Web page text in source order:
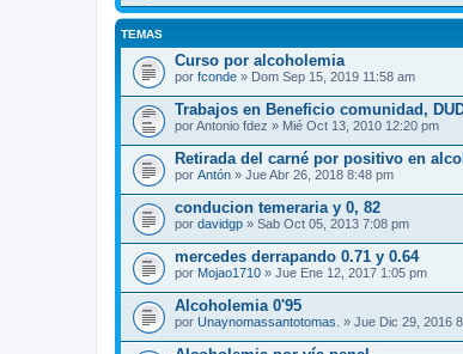
s
TEMAS
Curso por alcoholemia
por fconde » Dom Sep 15, 2019 11:58 am
Trabajos en Beneficio comunidad,
porAntonio fdez » Mié Oct 13, 2010 12:20 pm
Retirada del carné por positivo en
por Antón » Jue Abr 26, 2018 8:48 pm
conducion temeraria y 0, 82
por davidgp » Sab Oct 05, 2013 7:08 pm
mercedes derrapando 0.71 y 0.64
por Mojao1710 » Jue Ene 12, 2017 1:05 pm
Alcoholemia 0'95
por Unaynomassantotomas. » Jue Dic 29, 2016